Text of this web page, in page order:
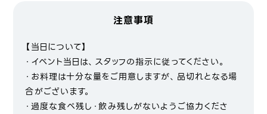
注意事項
【当日について】
・イベント当日は、スタッフの指示に従ってください。
・お料理は十分な量をご用意しますが、品切れとなる場
合がございます。
・過度な食べ残し・飲み残しがないようご協力くださ